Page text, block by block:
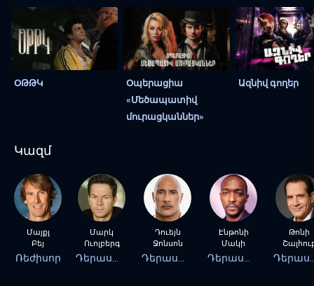
ՕԹԹԿ
Օպերացիա
«Մեծապատիվ
մուրացկաններ»
Ազնիվ գողեր
Կազմ
Մայքլ
Բեյ
Ռեժիսոր
Մարկ
Ուոլբերգ
Դուեյն
Ջոնսոն
Էնթոնի
Մակի
Թոնի